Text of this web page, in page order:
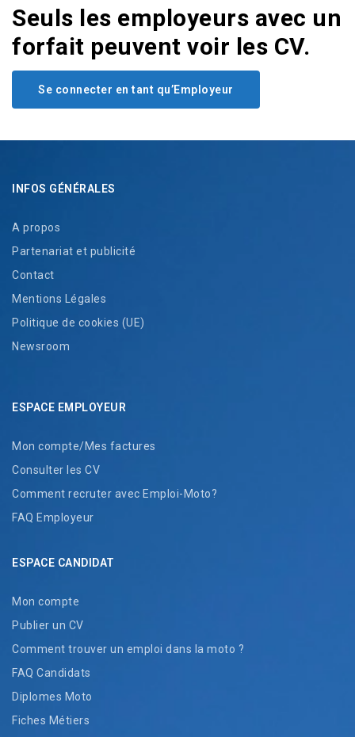
Seuls les employeurs avec un
forfait peuvent voir les CV.
Se connecter en tant qu’Employeur
INFOS GÉNÉRALES
A propos
Partenariat et publicité
Contact
Mentions Légales
Politique de cookies (UE)
Newsroom
ESPACE EMPLOYEUR
Mon compte/Mes factures
Consulter les CV
Comment recruter avec Emploi-Moto?
FAQ Employeur
ESPACE CANDIDAT
Mon compte
Publier un CV
Comment trouver un emploi dans la moto ?
FAQ Candidats
Diplomes Moto
Fiches Métiers